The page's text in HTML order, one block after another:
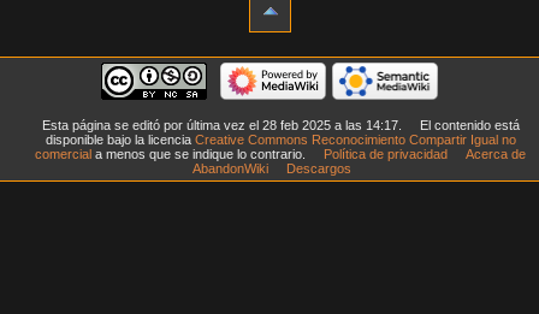
Esta página se editó por última vez el 28 feb 2025 a las 14:17.
El contenido está
disponible bajo la licencia Creative Commons Reconocimiento Compartir Igual no
comercial a menos que se indique lo contrario. Política de privacidad
Acerca de
AbandonWiki
Descargos